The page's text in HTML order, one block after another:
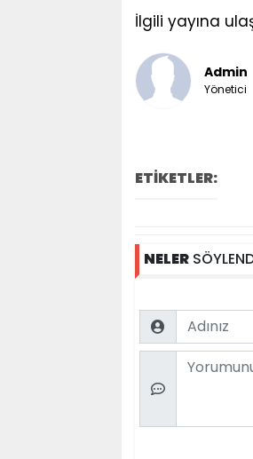
İlgili yayına
Admin
Yönetici
ETİKETLER:
NELER
Name
Comment